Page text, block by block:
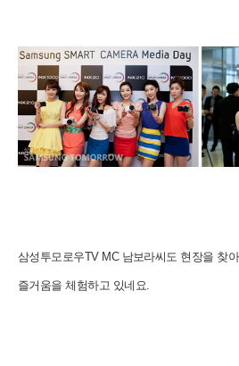
삼성투모로우TV MC 남보라씨도 현장을 찾
즐거움을 체험하고 있네요.